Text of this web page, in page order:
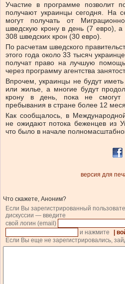
Участие в программе позволит
получают украинцы сегодня. На
могут получать от
шведскую крону в день (7 евро),
308 шведских крон (30 евро).
По расчетам шведского
этого года около 33 тысяч
получат право на лучшую
через программу агентства
Впрочем, украинцы не будут
или жилье, а многие будут
крону в день, пока не смогут
пребывания в стране более 12
Как сообщалось, в
не ожидают потока беженцев из
что было в начале
версия для
Что скажете, Аноним?
Если Вы зарегистрированный
дискуссии — введите
свой логин (email)
и нажмите
|
Если Вы еще не зарегистрировались,